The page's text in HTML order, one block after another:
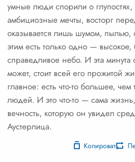
умные люди спорили о глупостях,
амбициозные мечты, восторг
оказывается лишь шумом, пылью,
этим есть только одно — высокое,
справедливое небо. И эта минута
может, стоит всей его прожитой
главное: есть что-то большее,
людей. И это что-то — сама
вечность, которую он увидел
Аустерлица.
Копировать